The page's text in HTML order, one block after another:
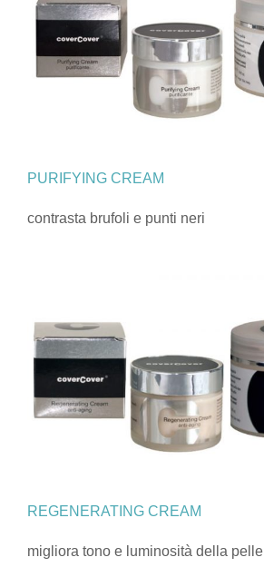
PURIFYING CREAM
contrasta brufoli e punti neri
REGENERATING CREAM
migliora tono e luminosità della pelle